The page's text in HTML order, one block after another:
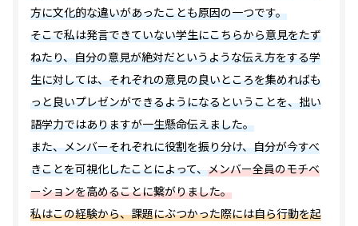
方に文化的な違いがあったことも原因の一つです。
そこで私は発言できていない学生にこちらから意見をたず
ねたり、自分の意見が絶対だというような伝え方をする学
生に対しては、それぞれの意見の良いところを集めればも
っと良いプレゼンができるようになるということを、拙い
語学力ではありますが一生懸命伝えました。
また、メンバーそれぞれに役割を振り分け、自分が今すべ
きことを可視化したことによって、メンバー全員のモチベ
ーションを高めることに繋がりました。
私はこの経験から、課題にぶつかった際には自ら行動を起